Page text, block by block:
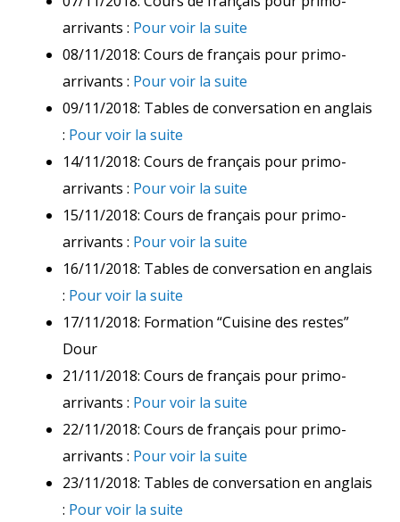
arrivants : Pour voir la suite
08/11/2018: Cours de français pour primo-
arrivants : Pour voir la suite
09/11/2018: Tables de conversation en anglais
: Pour voir la suite
14/11/2018: Cours de français pour primo-
arrivants : Pour voir la suite
15/11/2018: Cours de français pour primo-
arrivants : Pour voir la suite
16/11/2018: Tables de conversation en anglais
: Pour voir la suite
17/11/2018: Formation “Cuisine des restes”
Dour
21/11/2018: Cours de français pour primo-
arrivants : Pour voir la suite
22/11/2018: Cours de français pour primo-
arrivants : Pour voir la suite
23/11/2018: Tables de conversation en anglais
: Pour voir la suite